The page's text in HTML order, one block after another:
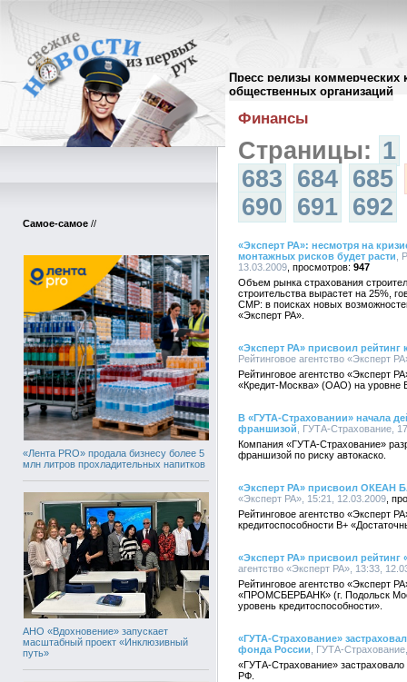
Пресс релизы коммерческих
общественных организаций
Самое-самое //
«Лента PRO» продала бизнесу более 5
млн литров прохладительных напитков
АНО «Вдохновение» запускает
масштабный проект «Инклюзивный
путь»
Архив пресс-релизов//
Финансы
Страницы: 1
683 684 685
690 691 692
«Эксперт РА»: несмотря на
монтажных рисков будет расти ,
13.03.2009
947
Объем рынка страхования
строительства вырастет на 25%,
СМР: в поисках новых
«Эксперт РА».
«Эксперт РА» присвоил
Рейтинговое агентство «Эксперт
Рейтинговое агентство «Эксперт
«Кредит-Москва» (ОАО) на уровне
В «ГУТА-Страховании» начала
франшизой , ГУТА-Страхование,
Компания «ГУТА-Страхование»
франшизой по риску автокаско.
«Эксперт РА» присвоил ОКЕАН
«Эксперт РА», 15:21, 12.03.2009
Рейтинговое агентство «Эксперт
кредитоспособности В+
«Эксперт РА» присвоил
агентство «Эксперт РА», 13:33,
Рейтинговое агентство «Эксперт
«ПРОМСБЕРБАНК» (г. Подольск
уровень кредитоспособности».
«ГУТА-Страхование»
фонда России , ГУТА-
«ГУТА-Страхование»
РФ.